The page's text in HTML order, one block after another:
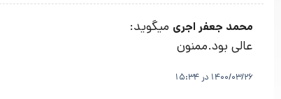
محمد جعفر اجری میگوید:
عالی بود.ممنون
1400/03/26 در 15:34